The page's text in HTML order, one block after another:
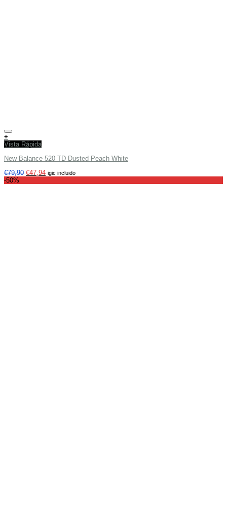
+
Vista Rápida
New Balance 520 TD Dusted Peach White
€79,90 €47,94 igic incluido
-50%